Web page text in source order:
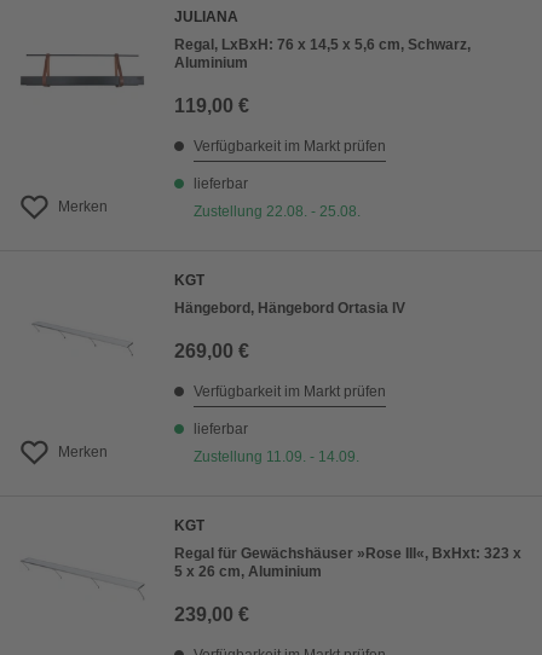
Merken
JULIANA
Regal, LxBxH: 76 x 14,5 x 5,6 cm, Schwarz,
Aluminium
119,00 €
Verfügbarkeit im Markt prüfen
lieferbar
Zustellung 22.08. - 25.08.
Merken
KGT
Hängebord, Hängebord Ortasia IV
269,00 €
Verfügbarkeit im Markt prüfen
lieferbar
Zustellung 11.09. - 14.09.
KGT
Regal für Gewächshäuser »Rose III«, BxHxt: 323 x
5 x 26 cm, Aluminium
239,00 €